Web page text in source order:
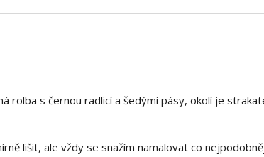
rolba s černou radlicí a šedými pásy, okolí je
lišit, ale vždy se snažím namalovat co